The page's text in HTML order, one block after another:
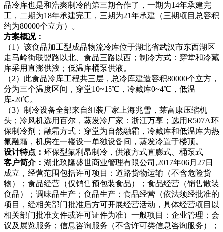
品冷库也是和浩爽制冷的第三期合作了，一期为14年承建完
工，二期为18年承建完工，三期为21年承建（三期项目总容积
约为80000个立方）。
方案概况：
（1）该食品加工型成品物流冷库位于湖北省武汉市东西湖区
走马岭街联盟路以北、食品三路以西；制冷方式：穿堂和冷藏
库采用直澎供液；低温库桶泵供液。
（2）此食品冷库工程共三层，总冷库建造容积80000个立方，
分为三个温度区间，穿堂10~15℃，冷藏库0~4℃，低温
库-20℃。
（3）制冷设备全部来自组装厂家上海兆雪，莱富康压缩机
头；冷风机选用百尔，蒸发冷厂家：浙江万享；选用R507A环
保制冷剂；融霜方式：穿堂为自然融霜，冷藏库和低温库为热
氟融霜，机房在一楼设一单独设备间，蒸发冷置于楼顶。
设计特点： 环保型氟利昂制冷，供液方式直膨式、桶泵式
客户简介： 湖北玖隆盛世商业管理有限公司,2017年06月27日
成立，经营范围包括许可项目：道路货物运输（不含危险货
物）；食品经营（仅销售预包装食品）；食品经营（销售散装
食品）；调味品生产；食品生产；食品经营（依法须经批准的
项目，经相关部门批准后方可开展经营活动，具体经营项目以
相关部门批准文件或许可证件为准）一般项目：企业管理；会
议及展览服务；信息咨询服务（不含许可类信息咨询服务）；